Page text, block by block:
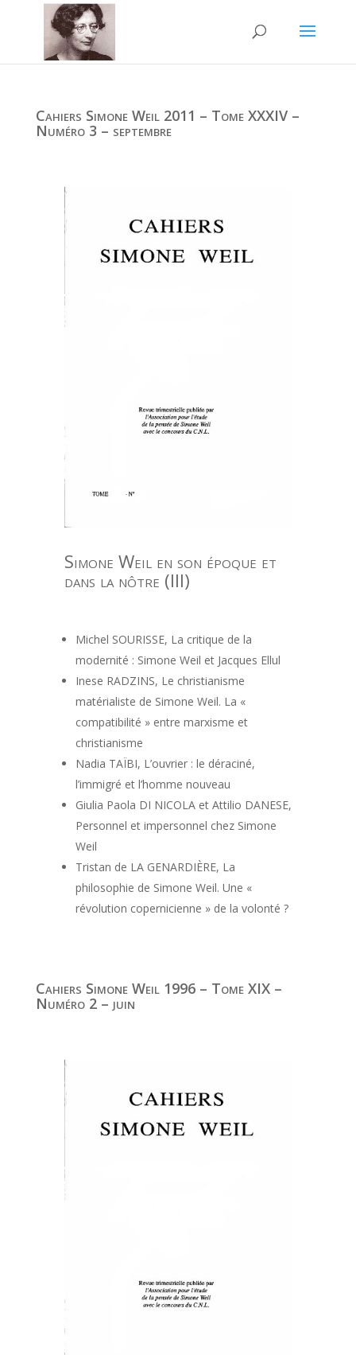
Cahiers Simone Weil 2011 – Tome XXXIV –
Numéro 3 – septembre
Simone Weil en son époque et
dans la nôtre (III)
Michel SOURISSE, La critique de la
modernité : Simone Weil et Jacques Ellul
Inese RADZINS, Le christianisme
matérialiste de Simone Weil. La «
compatibilité » entre marxisme et
christianisme
Nadia TAÏBI, L’ouvrier : le déraciné,
l’immigré et l’homme nouveau
Giulia Paola DI NICOLA et Attilio DANESE,
Personnel et impersonnel chez Simone
Weil
Tristan de LA GENARDIÈRE, La
philosophie de Simone Weil. Une «
révolution copernicienne » de la volonté ?
Cahiers Simone Weil 1996 – Tome XIX –
Numéro 2 – juin